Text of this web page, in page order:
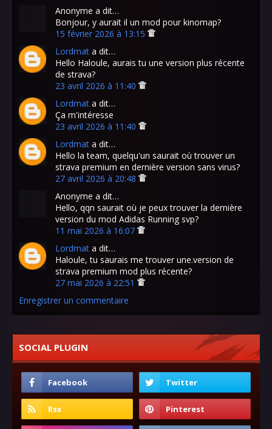
Anonyme a dit…
Bonjour, y aurait il un mod pour kinomap?
15 février 2026 à 13:15
Lordmat a dit…
Hello Haloule, aurais tu une version plus récente
de strava?
23 avril 2026 à 11:40
Lordmat a dit…
Ça m'intéresse
23 avril 2026 à 11:40
Lordmat a dit…
Hello la team, quelqu'un saurait où trouver un
strava premium en dernière version sans virus?
27 avril 2026 à 20:48
Anonyme a dit…
Hello, qqn saurait où je peux trouver la dernière
version du mod Adidas Running svp?
11 mai 2026 à 16:07
Lordmat a dit…
Haloule, tu saurais me trouver une.version de
strava premium mod plus récente?
27 mai 2026 à 22:51
Enregistrer un commentaire
SOCIAL PLUGIN